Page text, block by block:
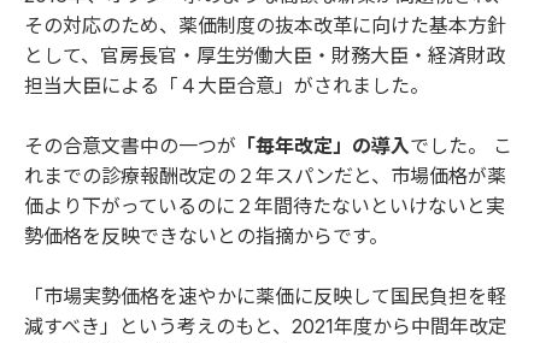
その対応のため、薬価制度の抜本改革に向けた基本方針
として、官房長官・厚生労働大臣・財務大臣・経済財政
担当大臣による「４大臣合意」がされました。
その合意文書中の一つが 「毎年改定」の導入でした。 こ
れまでの診療報酬改定の２年スパンだと、市場価格が薬
価より下がっているのに２年間待たないといけないと実
勢価格を反映できないとの指摘からです。
「市場実勢価格を速やかに薬価に反映して国民負担を軽
減すべき」という考えのもと、2021年度から中間年改定